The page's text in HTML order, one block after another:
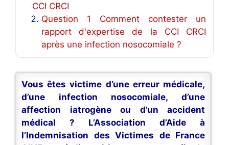
CCI CRCI
Question 1 Comment contester un
rapport d'expertise de la CCI CRCI
après une infection nosocomiale ?
Vous êtes victime d’une erreur médicale,
d’une infection nosocomiale, d’une
affection iatrogène ou d’un accident
médical ? L’Association d’Aide à
l’Indemnisation des Victimes de France